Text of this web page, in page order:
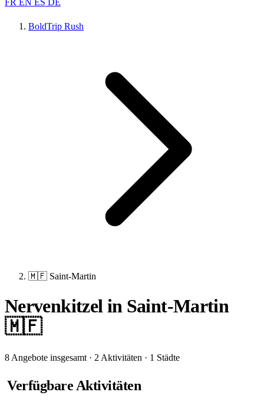
FR EN ES DE
BoldTrip Rush
🇲🇫 Saint-Martin
Nervenkitzel in Saint-Martin
🇲🇫
8 Angebote insgesamt · 2 Aktivitäten · 1 Städte
Verfügbare Aktivitäten